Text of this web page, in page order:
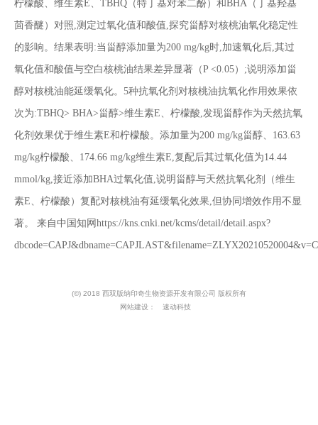
柠檬酸、维生素E、TBHQ（特丁基对苯二酚）和BHA（丁基羟基
茴香醚）对照,测定过氧化值和酸值,探究甾醇对核桃油氧化稳定性
的影响。结果表明:当甾醇添加量为200 mg/kg时,加速氧化后,其过
氧化值和酸值与空白核桃油结果差异显著（P <0.05）;说明添加甾
醇对核桃油能延缓氧化。5种抗氧化剂对核桃油抗氧化作用效果依
次为:TBHQ> BHA>甾醇>维生素E、柠檬酸,发现甾醇作为天然抗氧
化剂效果优于维生素E和柠檬酸。添加量为200 mg/kg甾醇、163.63
mg/kg柠檬酸、174.66 mg/kg维生素E,复配后其过氧化值为14.44
mmol/kg,接近添加BHA过氧化值,说明甾醇与天然抗氧化剂（维生
素E、柠檬酸）复配对核桃油有延缓氧化效果,但协同增效作用不显
著。 来自中国知网https://kns.cnki.net/kcms/detail/detail.aspx?
(©) 2018 西双版纳印奇生物资源开发有限公司 版权所有
网站建设：
速动科技
代理招商
联系我们